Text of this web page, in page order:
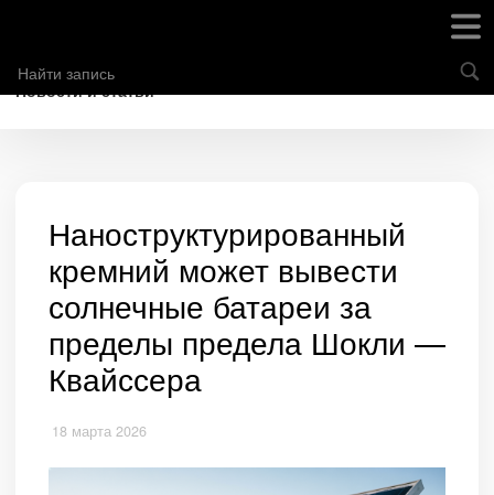
Новости и статьи
Наноструктурированный
кремний может вывести
солнечные батареи за
пределы предела Шокли —
Квайссера
18 марта 2026